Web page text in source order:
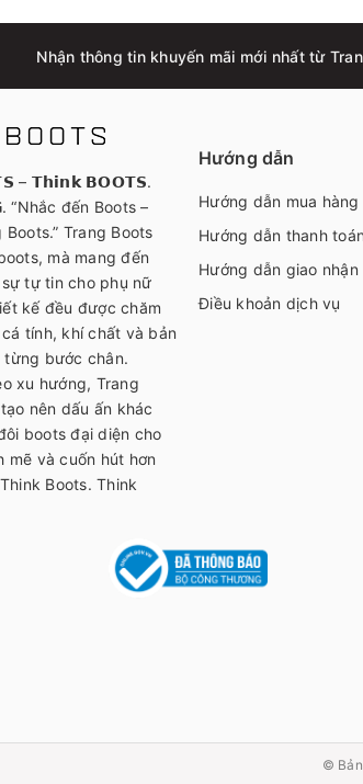
Nhận thông tin khuyến mãi mới nhất từ
– 𝗧𝗵𝗶𝗻𝗸 𝗕𝗢𝗢𝗧𝗦.
đến Boots –
Trang Boots
mà mang đến
tự tin cho phụ nữ
kế đều được chăm
tính, khí chất và bản
bước chân.
xu hướng, Trang
nên dấu ấn khác
boots đại diện cho
mẽ và cuốn hút hơn
Boots. Think
Hướng dẫn
Hướng dẫn mua hàng
Hướng dẫn thanh toán
Hướng dẫn giao nhận
Điều khoản dịch vụ
©